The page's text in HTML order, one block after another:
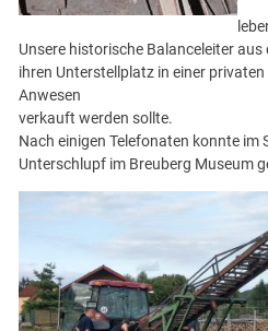
Unsere historische Balanceleiter
ihren Unterstellplatz in einer
Anwesen
verkauft werden sollte.
Nach einigen Telefonaten konnte im
Unterschlupf im Breuberg Museum